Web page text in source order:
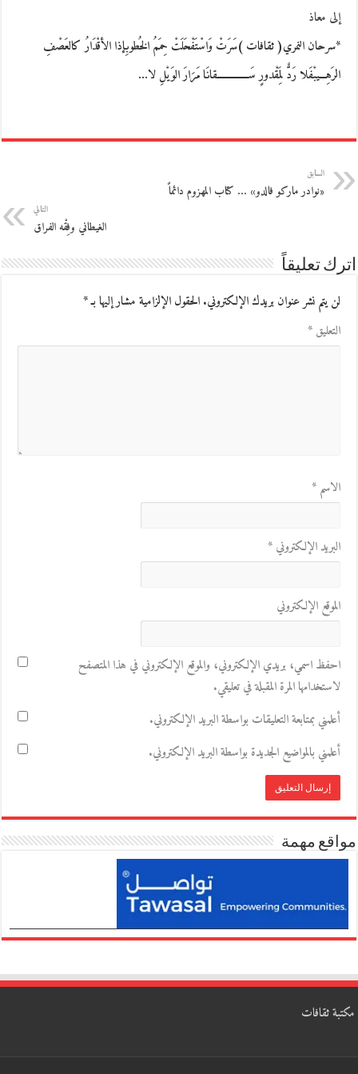
إلى معاذ
*سرحان النمري( ثقافات )سَرَتْ وَاسْتَفْحَلَتْ حِمَمُ الخُطوبِإذا الأقْدَارُ كالعَصْفِ
الرَهِـــيبْفَلا رَدٌّ لِمَقْدورٍ سَـــــــــــــقانَا مَرَارَ الوَيْلِ لا…
السابق
«نوادر ماركو فالدو» … كتاب المهزوم دائماً
التالي
الغيطاني وفِقْه الفراق
اترك تعليقاً
لن يتم نشر عنوان بريدك الإلكتروني.الحقول الإلزامية مشار إليها بـ*
التعليق*
الاسم*
البريد الإلكتروني*
الموقع الإلكتروني
احفظ اسمي، بريدي الإلكتروني، والموقع الإلكتروني في هذا المتصفح
لاستخدامها المرة المقبلة في تعليقي.
أعلمني بمتابعة التعليقات بواسطة البريد الإلكتروني.
أعلمني بالمواضيع الجديدة بواسطة البريد الإلكتروني.
مواقع مهمة
مكتبة ثقافات